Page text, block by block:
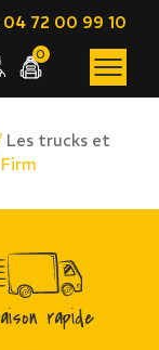
72 00 99 10
0
Les trucks et
rapide